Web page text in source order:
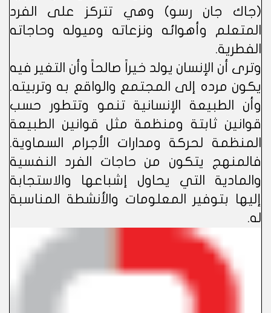
(جاك جان رسو) وهي تتركز على الفرد
المتعلم وأهوائه ونزعاته وميوله وحاجاته
الفطرية.
وترى أن الإنسان يولد خيراً صالحاً وأن التغير فيه
يكون مرده إلى المجتمع والواقع به وتربيته.
وأن الطبيعة الإنسانية تنمو وتتطور حسب
قوانين ثابتة ومنظمة مثل قوانين الطبيعة
المنظمة لحركة ومدارات الأجرام السماوية.
فالمنهج يتكون من حاجات الفرد النفسية
والمادية التي يحاول إشباعها والاستجابة
إليها بتوفير المعلومات والأنشطة المناسبة
له.